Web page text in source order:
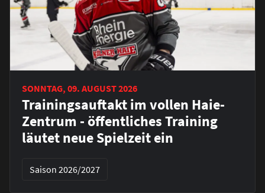
SONNTAG, 09. AUGUST 2026
Trainingsauftakt im vollen Haie-
Zentrum - öffentliches Training
läutet neue Spielzeit ein
Saison 2026/2027